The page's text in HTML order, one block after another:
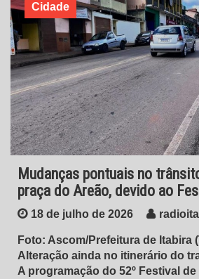
Cidade
Mudanças pontuais no
praça do Areão, devido ao
18 de julho de 2026
Foto: Ascom/Prefeitura de Itabira
Alteração ainda no itinerário do
A programação do 52º Festival